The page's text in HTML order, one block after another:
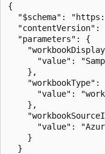
{
"$schema":
"contentVersion":
  "parameters": {
"value":
    },
"workbookType":
"value":
    },
"value":
    }
  }